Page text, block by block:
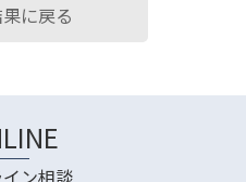
に戻る
ン相談